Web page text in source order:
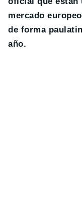
mercado
de forma
año.